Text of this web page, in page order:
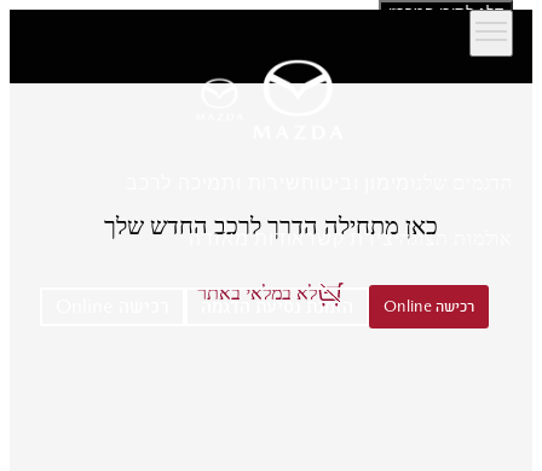
דלג לתוכן המרכזי
אולמות תצוגהיצירת קשר אודות מאזדה
רכישה Online הזמנת נסיעת הדגמה
כאן מתחילה הדרך לרכב החדש שלך
לא במלאי באתר